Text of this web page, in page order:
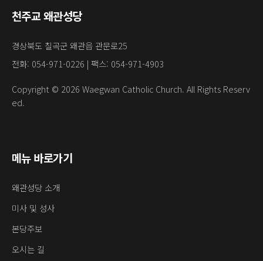
천주교 왜관성당
경상북도 칠곡군 왜관읍 관문로25
전화: 054-971-0226 | 팩스: 054-971-4903
Copyright © 2026 Waegwan Catholic Church. All Rights Reserv
ed.
메뉴 바로가기
왜관성당 소개
미사 및 성사
본당주보
오시는 길